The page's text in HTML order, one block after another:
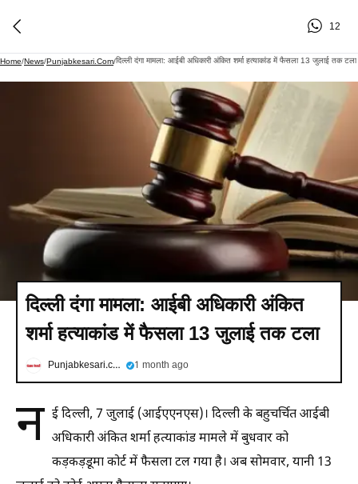
12
Home/News/Punjabkesari.com/दिल्ली दंगा मामला: आईबी अधिकारी अंकित शर्मा हत्याकांड में फैसला 13 जुलाई तक टला
दिल्ली दंगा मामला: आईबी अधिकारी अंकित
शर्मा हत्याकांड में फैसला 13 जुलाई तक टला
Punjabkesari.com 1 month ago
न ई दिल्ली, 7 जुलाई (आईएएनएस)। दिल्ली के बहुचर्चित आईबी
अधिकारी अंकित शर्मा हत्याकांड मामले में बुधवार को
कड़कड़डूमा कोर्ट में फैसला टल गया है। अब सोमवार, यानी 13